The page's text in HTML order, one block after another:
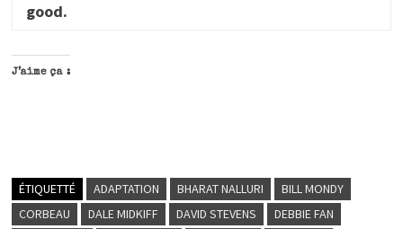
good.
J’aime ça :
ÉTIQUETTÉ ADAPTATION BHARAT NALLURI
BILL MONDY
CORBEAU
DALE MIDKIFF DAVID STEVENS
DEBBIE FAN